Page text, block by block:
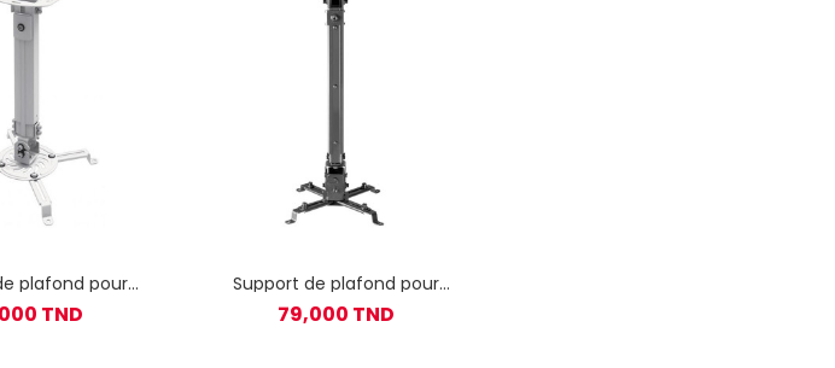
plafond pour
SBOX PM-18S
TND
Support de plafond pour
Vidéoprojecteur SBOX PM-
18M
79,000 TND